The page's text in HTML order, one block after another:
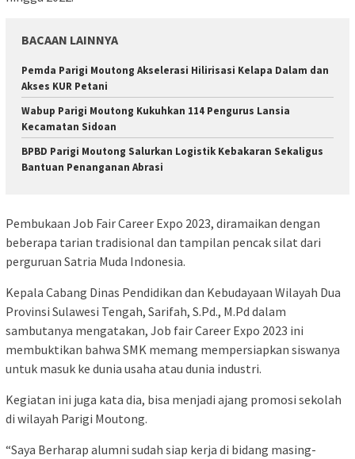
BACAAN LAINNYA
Pemda Parigi Moutong Akselerasi Hilirisasi Kelapa Dalam dan
Akses KUR Petani
Wabup Parigi Moutong Kukuhkan 114 Pengurus Lansia
Kecamatan Sidoan
BPBD Parigi Moutong Salurkan Logistik Kebakaran Sekaligus
Bantuan Penanganan Abrasi
Pembukaan Job Fair Career Expo 2023, diramaikan dengan
beberapa tarian tradisional dan tampilan pencak silat dari
perguruan Satria Muda Indonesia.
Kepala Cabang Dinas Pendidikan dan Kebudayaan Wilayah Dua
Provinsi Sulawesi Tengah, Sarifah, S.Pd., M.Pd dalam
sambutanya mengatakan, Job fair Career Expo 2023 ini
membuktikan bahwa SMK memang mempersiapkan siswanya
untuk masuk ke dunia usaha atau dunia industri.
Kegiatan ini juga kata dia, bisa menjadi ajang promosi sekolah
di wilayah Parigi Moutong.
“Saya Berharap alumni sudah siap kerja di bidang masing-